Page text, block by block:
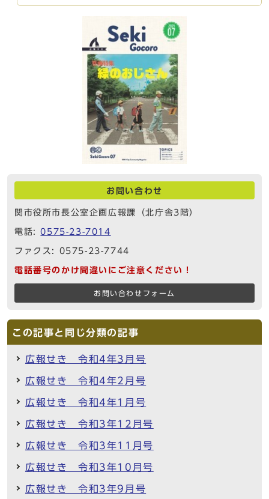
お問い合わせ
関市役所市長公室企画広報課（北庁舎3階）
電話:0575-23-7014
ファクス: 0575-23-7744
電話番号のかけ間違いにご注意ください！
お問い合わせフォーム
この記事と同じ分類の記事
広報せき 令和4年3月号
広報せき 令和4年2月号
広報せき 令和4年1月号
広報せき 令和3年12月号
広報せき 令和3年11月号
広報せき 令和3年10月号
広報せき 令和3年9月号